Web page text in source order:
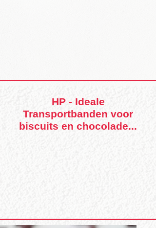
HP - Ideale
Transportbanden voor
biscuits en chocolade...